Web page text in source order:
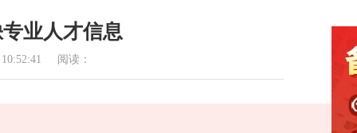
业人才信息
阅读：